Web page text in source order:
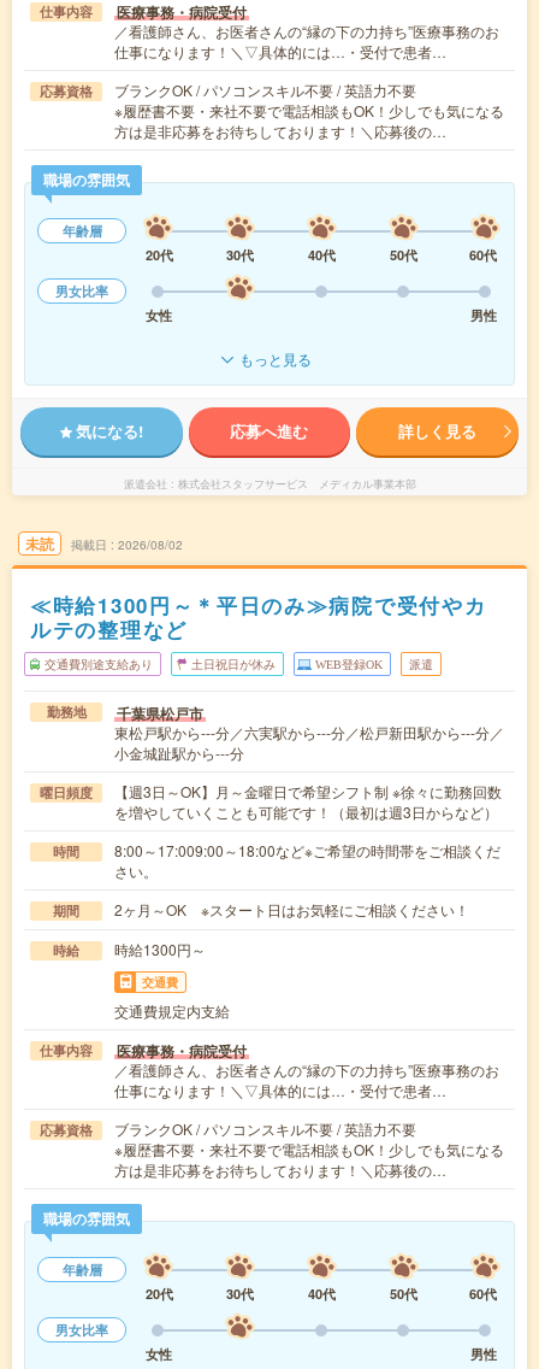
仕事内容 医療事務・病院受付
／看護師さん、お医者さんの“縁の下の力持ち”医療事務のお
仕事になります！＼▽具体的には…・受付で患者…
応募資格
ブランクOK / パソコンスキル不要 / 英語力不要
※履歴書不要・来社不要で電話相談もOK！少しでも気になる
方は是非応募をお待ちしております！＼応募後の…
職場の雰囲気
年齢層
20代
30代 40代 50代
60代
男女比率
女性
男性
もっと見る
気になる! 応募へ進む 詳しく見る
派遣会社 株式会社スタッフサービス メディカル事業本部
未読 掲載日 2026/08/02
≪時給1300円～＊平日のみ≫病院で受付やカ
ルテの整理など
交通費別途支給あり 土日祝日が休み WEB登録OK 派遣
勤務地 千葉県松戸市
東松戸駅から---分／六実駅から---分／松戸新田駅から---分／
小金城趾駅から---分
曜日頻度
【週3日～OK】月～金曜日で希望シフト制 ※徐々に勤務回数
を増やしていくことも可能です！（最初は週3日からなど）
時間
8:00～17:009:00～18:00など※ご希望の時間帯をご相談くだ
さい。
期間 2ヶ月～OK ※スタート日はお気軽にご相談ください！
時給 時給1300円～
交通費
交通費規定内支給
仕事内容 医療事務・病院受付
／看護師さん、お医者さんの“縁の下の力持ち”医療事務のお
仕事になります！＼▽具体的には…・受付で患者…
応募資格
ブランクOK / パソコンスキル不要 / 英語力不要
※履歴書不要・来社不要で電話相談もOK！少しでも気になる
方は是非応募をお待ちしております！＼応募後の…
職場の雰囲気
年齢層
20代
30代 40代 50代
60代
男女比率
女性
男性